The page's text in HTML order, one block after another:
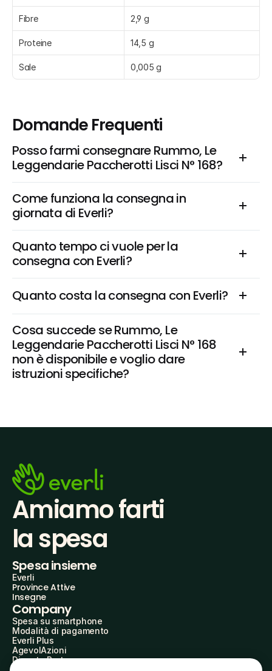
Fibre 2,9 g
Proteine 14,5 g
Sale 0,005 g
Domande Frequenti
Posso farmi consegnare Rummo, Le
Leggendarie Paccherotti Lisci N° 168?
Come funziona la consegna in
giornata di Everli?
Quanto tempo ci vuole per la
consegna con Everli?
Quanto costa la consegna con Everli?
Cosa succede se Rummo, Le
Leggendarie Paccherotti Lisci N° 168
non è disponibile e voglio dare
istruzioni specifiche?
Amiamo farti
la spesa
Spesa insieme
Everli
Province Attive
Insegne
Company
Spesa su smartphone
Modalità di pagamento
Everli Plus
AgevolAzioni
Diventa Partner